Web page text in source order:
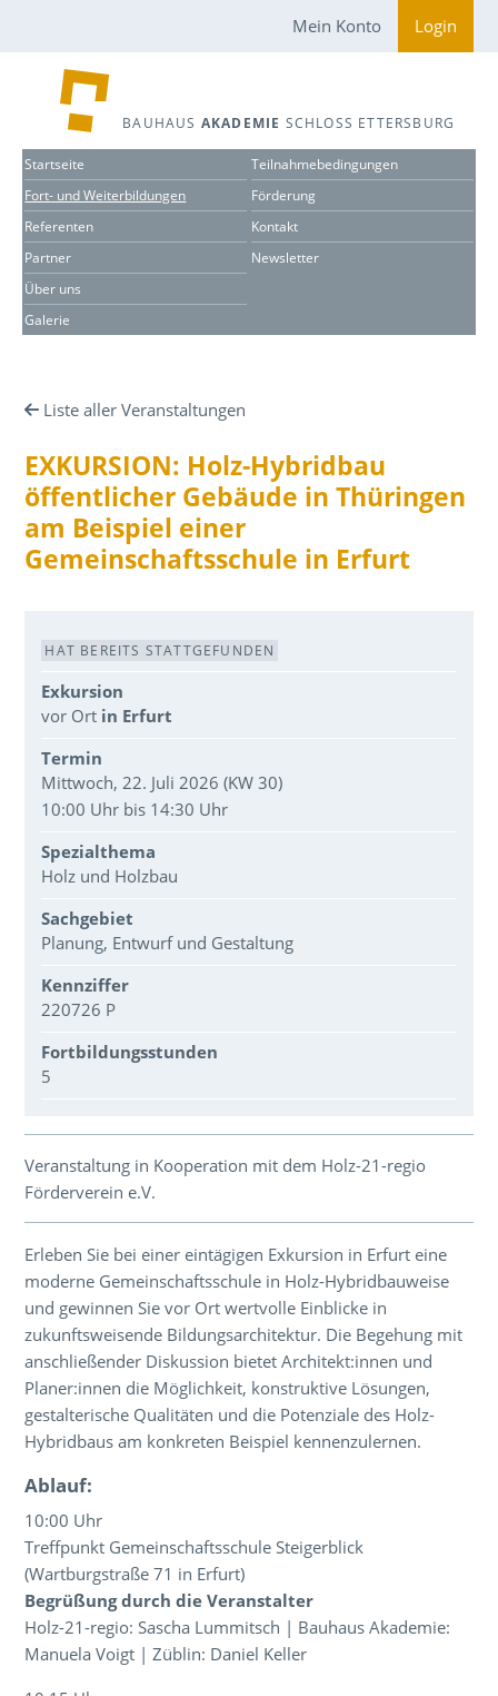
Mein Konto Login
BAUHAUS AKADEMIE SCHLOSS ETTERSBURG
Startseite
Fort- und Weiterbildungen
Referenten
Partner
Über uns
Galerie
Teilnahmebedingungen
Förderung
Kontakt
Newsletter
Liste aller Veranstaltungen
EXKURSION: Holz-Hybridbau
öffentlicher Gebäude in Thüringen
am Beispiel einer
Gemeinschaftsschule in Erfurt
Veranstaltungsdaten
HAT BEREITS STATTGEFUNDEN
Exkursion
vor Ort in Erfurt
Termin
Mittwoch, 22. Juli 2026 (KW 30)
10:00 Uhr bis 14:30 Uhr
Spezialthema
Holz und Holzbau
Sachgebiet
Planung, Entwurf und Gestaltung
Kennziffer
220726 P
Fortbildungsstunden
5
Über den Inhalt der Veranstaltung
Veranstaltung in Kooperation mit dem Holz-21-regio
Förderverein e.V.
Erleben Sie bei einer eintägigen Exkursion in Erfurt eine
moderne Gemeinschaftsschule in Holz-Hybridbauweise
und gewinnen Sie vor Ort wertvolle Einblicke in
zukunftsweisende Bildungsarchitektur. Die Begehung mit
anschließender Diskussion bietet Architekt:innen und
Planer:innen die Möglichkeit, konstruktive Lösungen,
gestalterische Qualitäten und die Potenziale des Holz-
Hybridbaus am konkreten Beispiel kennenzulernen.
Ablauf:
10:00 Uhr
Treffpunkt Gemeinschaftsschule Steigerblick
(Wartburgstraße 71 in Erfurt)
Begrüßung durch die Veranstalter
Holz-21-regio: Sascha Lummitsch | Bauhaus Akademie:
Manuela Voigt | Züblin: Daniel Keller